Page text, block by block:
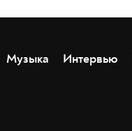
Музыка Интервью